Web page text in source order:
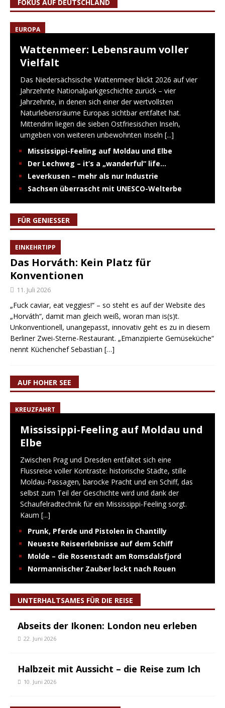
FOKUS AUF DEUTSCHLAND
EUROPA
Wattenmeer: Lebensraum voller
Vielfalt
Das Niedersächsische Wattenmeer blickt 2026 auf vier
Jahrzehnte Nationalparkgeschichte zurück – vier
Jahrzehnte, in denen sich einer der wertvollsten
Naturlebensräume Europas sichtbar entfaltet hat.
Mittendrin liegen die sieben Ostfriesischen Inseln,
umgeben von weiteren unbewohnten Inseln [...]
Mississippi-Feeling auf Moldau und Elbe
Der Lechweg – it’s a „wanderful“ life…
Leverkusen – mehr als nur Industrie
Sachsen überrascht mit UNESCO-Welterbe
FÜR GENIESSER
EINKEHRTIPP
Das Horváth: Kein Platz für
Konventionen
11. Juli 2026
„Fuck caviar, eat veggies!“ – so steht es auf der Website des
„Horváth“, damit man gleich weiß, woran man is(s)t.
Unkonventionell, unangepasst, innovativ geht es zu in diesem
Berliner Zwei-Sterne-Restaurant. „Emanzipierte Gemüseküche“
nennt Küchenchef Sebastian […]
AUF HOHER SEE
KREUZFAHRT
Mississippi-Feeling auf Moldau und
Elbe
Zwischen Prag und Dresden entfaltet sich eine
Flussreise voller Kontraste: historische Städte, stille
Moldau-Passagen, barocke Pracht und ein Schiff, das
selbst zum Teil der Geschichte wird und dank der
Schaufelradtechnik für ein Mississippi-Feeling sorgt.
Kaum [...]
Prunk, Pferde und Pistolen in Chantilly
Neueste Reiseerlebnisse auf dem Schiff
Molde – die Rosenstadt am Romsdalsfjord
Normannischer Zauber lockt nach Rouen
UNTERHALTSAMES FÜR DIE REISE
Abseits der Ikonen: London neu erleben
22. Juni 2026
Halbzeit mit Aussicht – die Reise zum Ich
10. Juni 2026